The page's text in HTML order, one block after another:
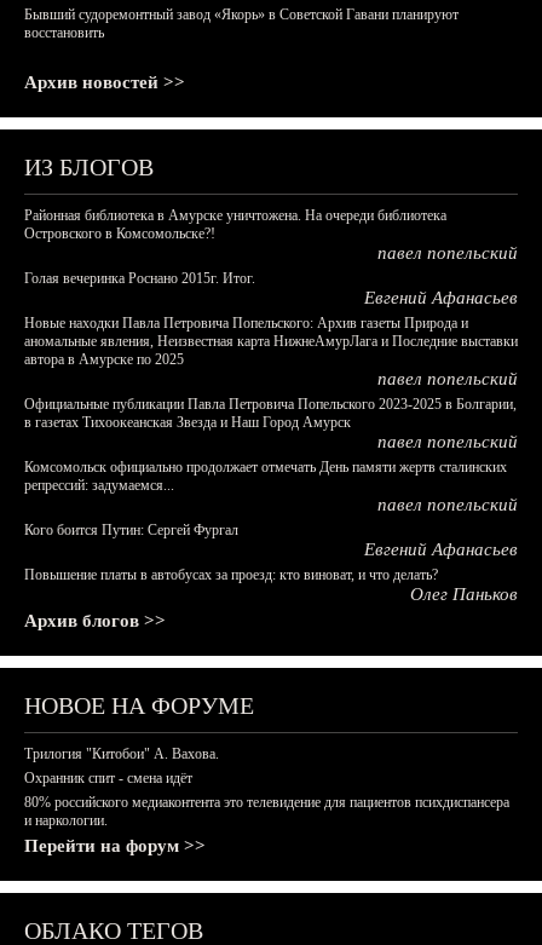
Бывший судоремонтный завод «Якорь» в Советской Гавани планируют
восстановить
Архив новостей >>
ИЗ БЛОГОВ
Районная библиотека в Амурске уничтожена. На очереди библиотека
Островского в Комсомольске?!
павел попельский
Голая вечеринка Роснано 2015г. Итог.
Евгений Афанасьев
Новые находки Павла Петровича Попельского: Архив газеты Природа и
аномальные явления, Неизвестная карта НижнеАмурЛага и Последние выставки
автора в Амурске по 2025
павел попельский
Официальные публикации Павла Петровича Попельского 2023-2025 в Болгарии,
в газетах Тихоокеанская Звезда и Наш Город Амурск
павел попельский
Комсомольск официально продолжает отмечать День памяти жертв сталинских
репрессий: задумаемся...
павел попельский
Кого боится Путин: Сергей Фургал
Евгений Афанасьев
Повышение платы в автобусах за проезд: кто виноват, и что делать?
Олег Паньков
Архив блогов >>
НОВОЕ НА ФОРУМЕ
Трилогия "Китобои" А. Вахова.
Охранник спит - смена идёт
80% российского медиаконтента это телевидение для пациентов психдиспансера
и наркологии.
Перейти на форум >>
ОБЛАКО ТЕГОВ